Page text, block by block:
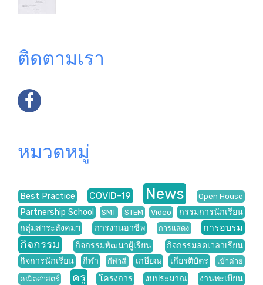
ติดตามเรา
หมวดหมู่
Best Practice COVID-19 News Open House
Partnership School SMT STEM Video
กรรมการนักเรียน
กลุ่มสาระสังคมฯ
การงานอาชีพ การแสดง การอบรม
กิจกรรม กิจกรรมพัฒนาผู้เรียน
กิจกรรมลดเวลาเรียน
กิจการนักเรียน
กีฬา กีฬาสี เกษียณ เกียรติบัตร
เข้าค่าย
คณิตศาสตร์
ครู โครงการ งบประมาณ งานทะเบียน